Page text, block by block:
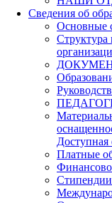
Сведения об
Основные
Структура
Доступная
Платные